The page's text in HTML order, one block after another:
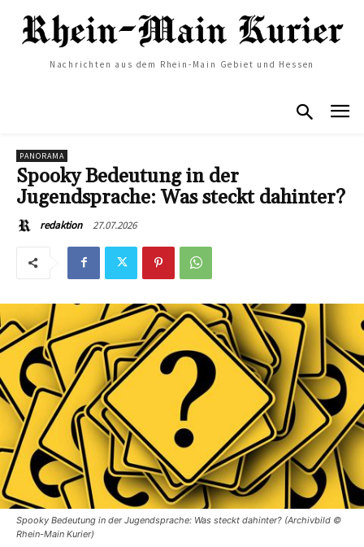
Nachrichten aus dem Rhein-Main Gebiet und Hessen
PANORAMA
Spooky Bedeutung in der
Jugendsprache: Was steckt dahinter?
redaktion 27.07.2026
Spooky Bedeutung in der Jugendsprache: Was steckt dahinter? (Archivbild ©
Rhein-Main Kurier)